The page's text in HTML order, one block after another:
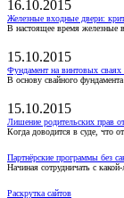
16.10.2015
Железные входные двери:
В настоящее время железные
15.10.2015
Фундамент на винтовых сваях
В основу свайного
15.10.2015
Лишение родительских прав
Когда доводится в суде, что
Партнёрские программы без
Начиная сотрудничать с
Раскрутка сайтов